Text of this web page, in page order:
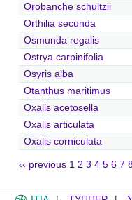
Orobanche schultzii
Orthilia secunda
Osmunda regalis
Ostrya carpinifolia
Osyris alba
Otanthus maritimus
Oxalis acetosella
Oxalis articulata
Oxalis corniculata
‹‹ previous 1 2 3 4 5 6 7